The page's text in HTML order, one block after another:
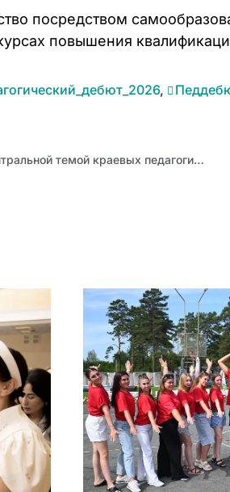
посредством
повышения
,
Традиции и инновации в системе СПО стали центральной темой краевых педагогических чтений